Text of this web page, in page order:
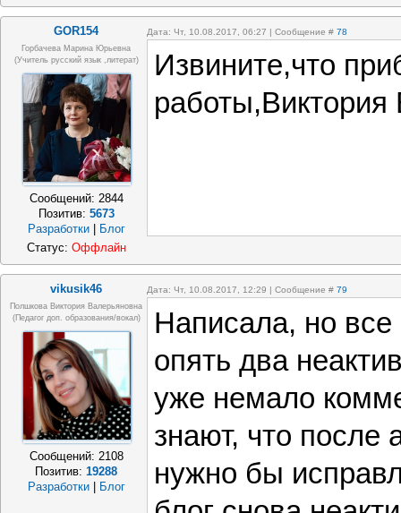
GOR154 Дата: Чт, 10.08.2017, 06:27 | Сообщение # 78
Горбачева Марина Юрьевна
(учитель русский язык ,литерат)
Сообщений: 2844
Позитив: 5673
Разработки
Блог
Извините,что
Статус: Оффлайн
vikusik46 Дата: Чт, 10.08.2017, 12:29 | Сообщение # 79
Полшкова Виктория Валерьяновна
(педагог доп. образования/вокал)
Сообщений: 2108
Позитив:19288
Разработки
Блог
Написала, но все
опять два
уже немало
знают, что после
нужно бы